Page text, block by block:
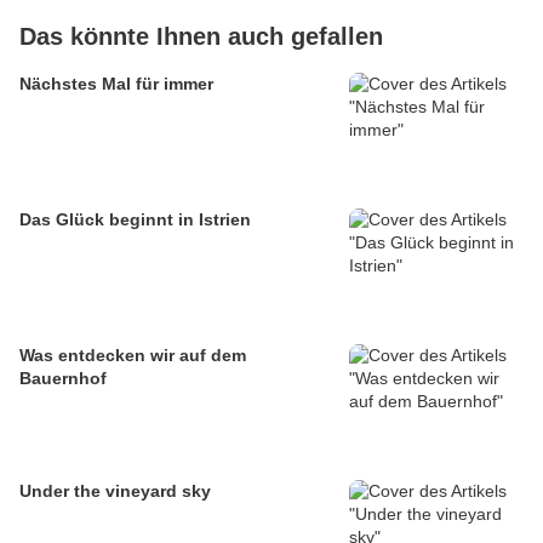
Das könnte Ihnen auch gefallen
Nächstes Mal für immer
Das Glück beginnt in Istrien
Was entdecken wir auf dem
Bauernhof
Under the vineyard sky